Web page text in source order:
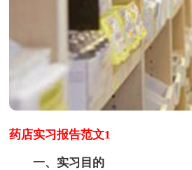
药店实习报告范文1
一、实习目的